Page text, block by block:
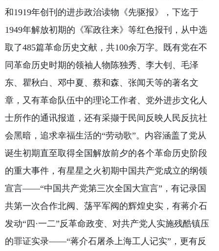
和1919年创刊的进步政治读物《先驱报》，下迄于
1949年解放初期的《军政往来》等红色报刊，从中选
取了485篇革命历史文献，共100余万字。既有党在不
同革命历史时期的领袖人物陈独秀、李大钊、毛泽
东、瞿秋白、邓中夏、蔡和森、张闻天等的著名文
章，又有革命队伍中的理论工作者、党外进步文化人
士所作的通讯报道，还有采撷于民间反映人民反抗社
会黑暗，追求幸福生活的“劳动歌”。内容涵盖了党从
诞生初期直至取得全国解放前夕的各个革命历史阶段
的重大事件，有星星之火初期中国共产党成立的纲领
宣言——“中国共产党第三次全国大宣言”，有记录国
共第一次合作北阀、荡平军阀的辉煌史实，有蒋介石
发动“四·一二”反革命政变、对共产党人实施残酷镇压
的罪证实录——“蒋介石屠杀上海工人记实”，更有反